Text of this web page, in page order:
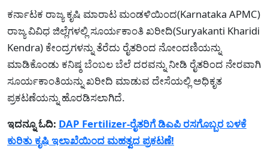
ಕರ್ನಾಟಕ ರಾಜ್ಯ ಕೃಷಿ ಮಾರಾಟ ಮಂಡಳಿಯಿಂದ(Karnataka APMC)
ರಾಜ್ಯ ವಿವಿಧ ಜಿಲ್ಲೆಗಳಲ್ಲಿ ಸೂರ್ಯಕಾಂತಿ ಖರೀದಿ(Suryakanti Kharidi
Kendra) ಕೇಂದ್ರಗಳನ್ನು ತೆರೆದು ರೈತರಿಂದ ನೋಂದಣಿಯನ್ನು
ಮಾಡಿಕೊಂಡು ಕನಿಷ್ಠ ಬೆಂಬಲ ಬೆಲೆ ದರವನ್ನು ನೀಡಿ ರೈತರಿಂದ ನೇರವಾಗಿ
ಸೂರ್ಯಕಾಂತಿಯನ್ನು ಖರೀದಿ ಮಾಡುವ ದೇಸೆಯಲ್ಲಿ ಅಧಿಕೃತ
ಪ್ರಕಟಣೆಯನ್ನು ಹೊರಡಿಸಲಾಗಿದೆ.
ಇದನ್ನೂ ಓದಿ: DAP Fertilizer-ರೈತರಿಗೆ ಡಿಎಪಿ ರಸಗೊಬ್ಬರ ಬಳಕೆ
ಕುರಿತು ಕೃಷಿ ಇಲಾಖೆಯಿಂದ ಮಹತ್ವದ ಪ್ರಕಟಣೆ!